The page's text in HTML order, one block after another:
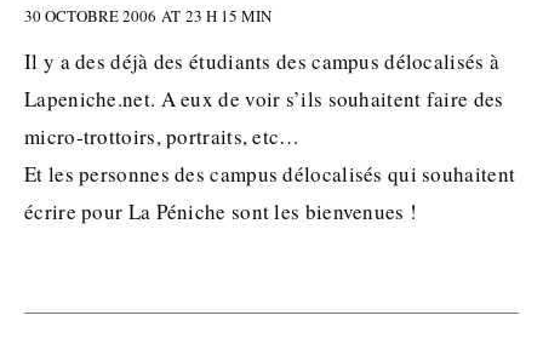
30 OCTOBRE 2006 AT 23 H 15 MIN
Il y a des déjà des étudiants des campus délocalisés à
Lapeniche.net. A eux de voir s’ils souhaitent faire des
micro-trottoirs, portraits, etc…
Et les personnes des campus délocalisés qui souhaitent
écrire pour La Péniche sont les bienvenues !